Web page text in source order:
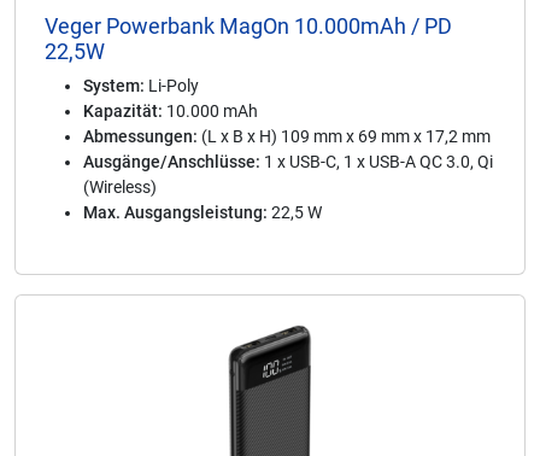
Veger Powerbank MagOn 10.000mAh / PD
22,5W
System: Li-Poly
Kapazität: 10.000 mAh
Abmessungen: (L x B x H) 109 mm x 69 mm x 17,2 mm
Ausgänge/Anschlüsse: 1 x USB-C, 1 x USB-A QC 3.0, Qi
(Wireless)
Max. Ausgangsleistung: 22,5 W